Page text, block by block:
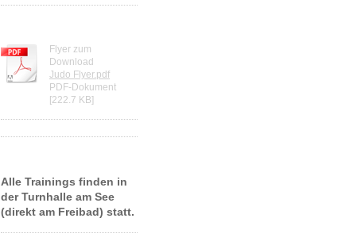
Flyer zum
Download
Judo Flyer.pdf
PDF-Dokument
[222.7 KB]
Alle Trainings finden in
der Turnhalle am See
(direkt am Freibad) statt.